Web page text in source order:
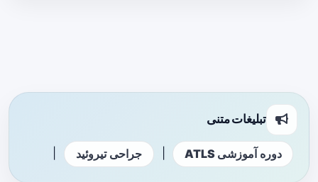
تبلیغات متنی
دوره آموزشی ATLS جراحی تیروئید